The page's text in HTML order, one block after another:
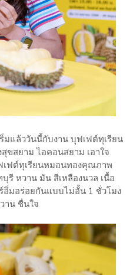
มแล้ววันนี้กับงาน บุฟเฟต์ทุเรียน
สยาม ไอคอนสยาม เอาใจ
เฟต์ทุเรียนหมอนทองคุณภาพ
รี หวาน มัน สีเหลืองนวล เนื้อ
อิ่มอร่อยกันแบบไม่อั้น 1 ชั่วโมง
าน ชื่นใจ